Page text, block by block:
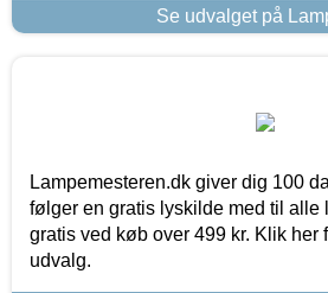
Se udvalget på
Lampemesteren.dk giver dig 100
følger en gratis lyskilde med til alle
gratis ved køb over 499 kr. Klik her
udvalg.